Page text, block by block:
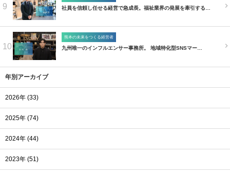
9 社員を信頼し任せる経営で急成長。福祉業界の発展を牽引する…
10
熊本の未来をつくる経営者
九州唯一のインフルエンサー事務所。 地域特化型SNSマー…
年別アーカイブ
2026年 (33)
2025年 (74)
2024年 (44)
2023年 (51)